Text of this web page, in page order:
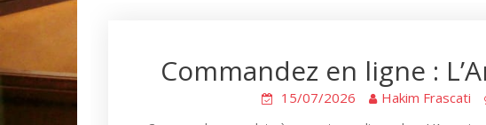
Commandez en ligne :
15/07/2026 Hakim Frascati